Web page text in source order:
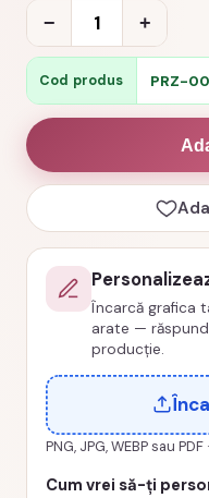
−
Cantitate
Cana
personalizata
sefa
care
reprezinta
standardul
cod
PRZ-
0064-
CANASF
+
Cod produs PRZ-
Încarcă grafica
arate —
producție.
PNG, JPG, WEBP sau PDF
Cum vrei să-ți